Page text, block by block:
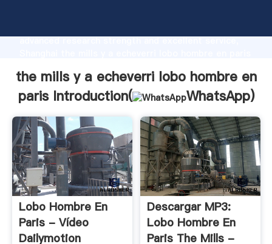
advanced research strength and excellent service,
customers.
the mills y a echeverri lobo hombre en
paris Introduction(
WhatsApp)
Lobo Hombre En
Paris - Vídeo
Dailymotion
Descargar MP3:
Lobo Hombre En
Paris The Mills -